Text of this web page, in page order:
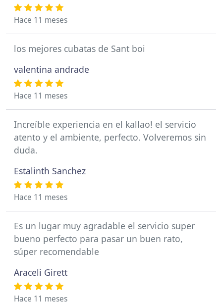
Hace 11 meses
los mejores cubatas de Sant boi
valentina andrade
Hace 11 meses
Increíble experiencia en el kallao! el servicio
atento y el ambiente, perfecto. Volveremos sin
duda.
Estalinth Sanchez
Hace 11 meses
Es un lugar muy agradable el servicio super
bueno perfecto para pasar un buen rato,
súper recomendable
Araceli Girett
Hace 11 meses